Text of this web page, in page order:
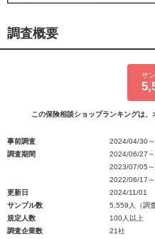
調査概要
サ
この保険相談ショップランキングは、
事前調査
2024/04/30
調査期間
2024/06/27
2023/07/05
2022/06/17
更新日
2024/11/01
サンプル数
5,559人（調
規定人数
100人以上
調査企業数
21社